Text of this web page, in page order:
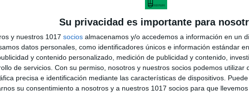
Su privacidad es importante para
y nuestros 1017 socios almacenamos y/o accedemos a información en un
datos personales, como identificadores únicos e información estándar
y contenido personalizado, medición de publicidad y contenido,
de servicios. Con su permiso, nosotros y nuestros socios podemos utilizar
precisa e identificación mediante las características de dispositivos.
su consentimiento a nosotros y a nuestros 1017 socios para que